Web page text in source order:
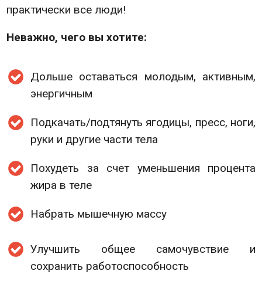
практически все люди!
Неважно, чего вы хотите:
Дольше оставаться молодым, активным,
энергичным
Подкачать/подтянуть ягодицы, пресс, ноги,
руки и другие части тела
Похудеть за счет уменьшения процента
жира в теле
Набрать мышечную массу
Улучшить общее самочувствие и
сохранить работоспособность